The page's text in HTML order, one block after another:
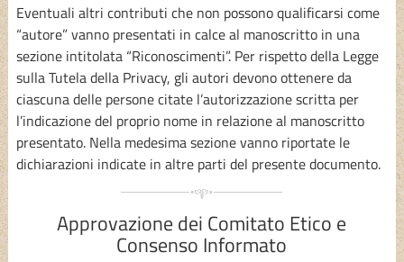
Eventuali altri contributi che non possono qualificarsi come
“autore” vanno presentati in calce al manoscritto in una
sezione intitolata “Riconoscimenti”. Per rispetto della Legge
sulla Tutela della Privacy, gli autori devono ottenere da
ciascuna delle persone citate l’autorizzazione scritta per
l’indicazione del proprio nome in relazione al manoscritto
presentato. Nella medesima sezione vanno riportate le
dichiarazioni indicate in altre parti del presente documento.
Approvazione dei Comitato Etico e
Consenso Informato